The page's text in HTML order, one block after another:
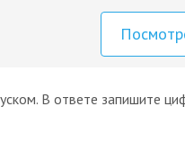
В ответе запишите